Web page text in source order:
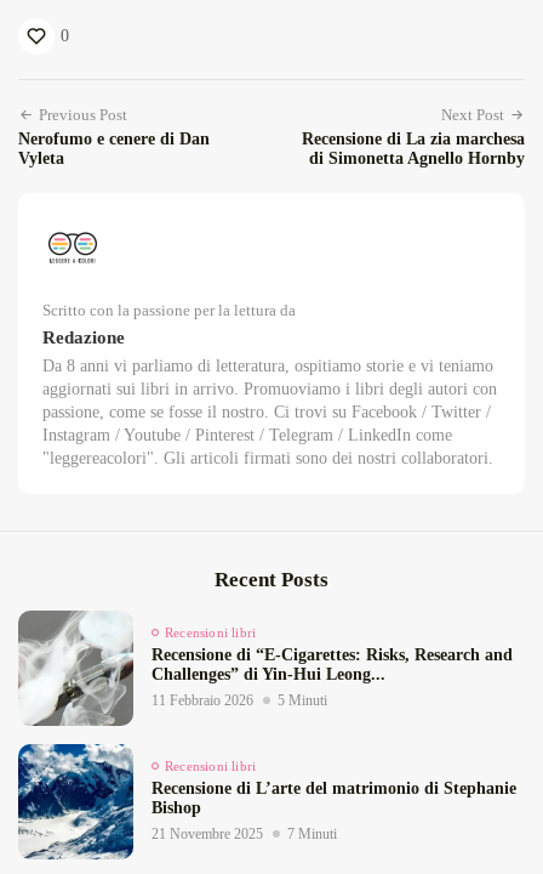
0
Previous Post
Nerofumo e cenere di Dan
Vyleta
Next Post
Recensione di La zia marchesa
di Simonetta Agnello Hornby
Scritto con la passione per la lettura da
Redazione
Da 8 anni vi parliamo di letteratura, ospitiamo storie e vi teniamo
aggiornati sui libri in arrivo. Promuoviamo i libri degli autori con
passione, come se fosse il nostro. Ci trovi su Facebook / Twitter /
Instagram / Youtube / Pinterest / Telegram / LinkedIn come
"leggereacolori". Gli articoli firmati sono dei nostri collaboratori.
Recent Posts
Recensioni libri
Recensione di “E‑Cigarettes: Risks, Research and
Challenges” di Yin‑Hui Leong...
11 Febbraio 2026 5 Minuti
Recensioni libri
Recensione di L’arte del matrimonio di Stephanie
Bishop
21 Novembre 2025 7 Minuti